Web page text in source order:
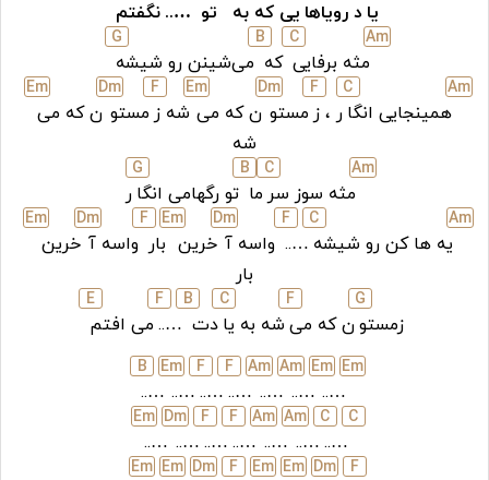
یا د رویاها یی که به تو ….. نگفتم
Am
مثه برفایی
C
که
B
می‌شینن رو شیشه
G
Am
همینجایی انگا
C
ر ، ز
F
مستو
Dm
ن که می
Em
شه ز
F
مستو
Dm
ن که می
Em
شه
Am
مثه سوز سر
C
ما
B
تو رگهامی انگا
G
ر
Am
یه ها کن رو شیشه
C
…..
F
واسه آ
Dm
خرین
Em
بار
F
واسه آ
Dm
خرین
Em
بار
زمستو
G
ن که می
F
شه به یا
C
دت
B
…..
F
می افتم
E
Em
…..
Em
…..
Am
…..
Am
…..
F
…..
F
…..
Em
…..
B
C
…..
C
…..
Am
…..
Am
…..
F
…..
F
…..
Dm
…..
Em
F
Dm
Em
Em
F
Dm
Em
Em